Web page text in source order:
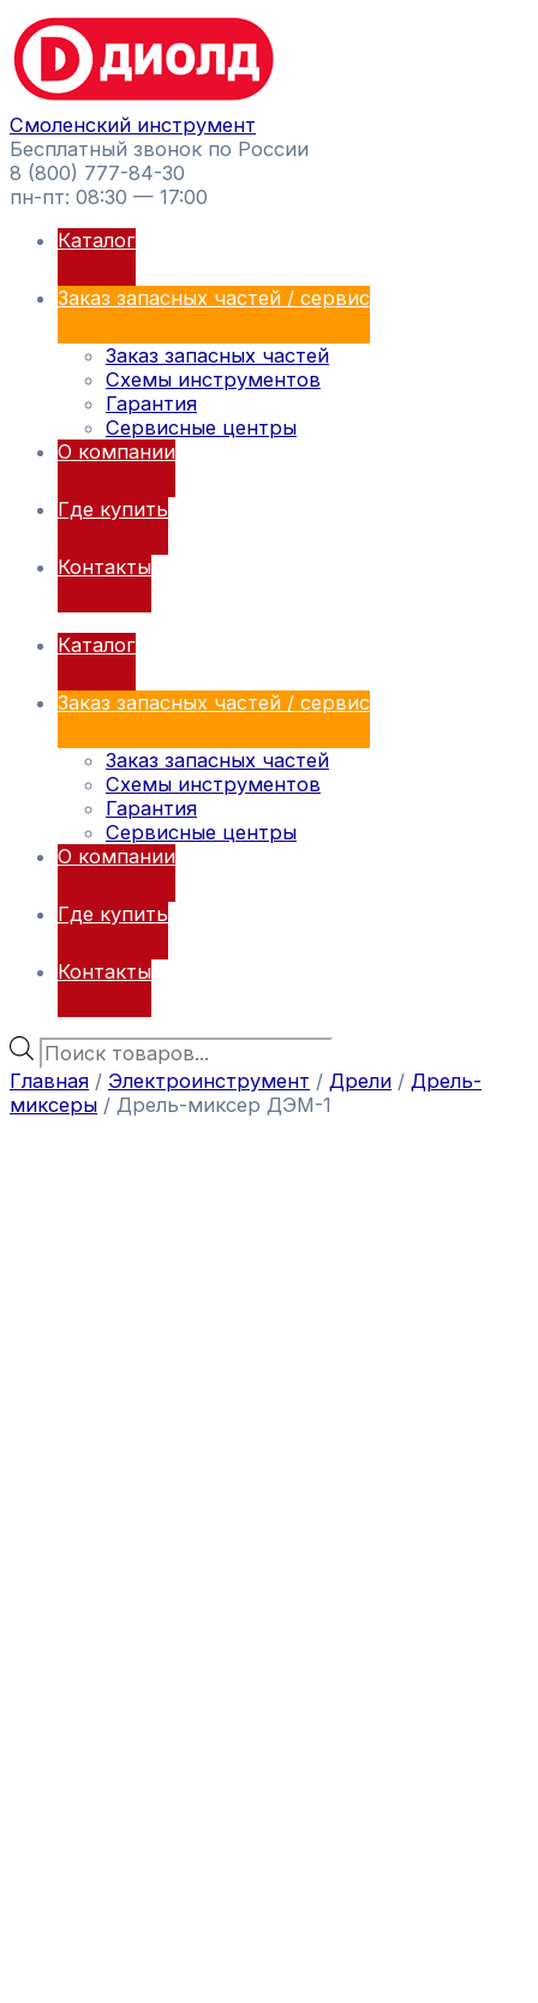
Перейти
к
содержимому
Смоленский инструмент
Бесплатный звонок по России
8 (800) 777-84-30
пн-пт: 08:30 — 17:00
Каталог
Заказ запасных частей / сервис
Заказ запасных частей
Схемы инструментов
Гарантия
Сервисные центры
О компании
Где купить
Контакты
Каталог
Заказ запасных частей / сервис
Заказ запасных частей
Схемы инструментов
Гарантия
Сервисные центры
О компании
Где купить
Контакты
Поиск
товаров
Главная / Электроинструмент / Дрели / Дрель-
миксеры / Дрель-миксер ДЭМ-1